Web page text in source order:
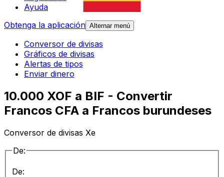
Ayuda
Obtenga la aplicación Alternar menú
Conversor de divisas
Gráficos de divisas
Alertas de tipos
Enviar dinero
10.000 XOF a BIF - Convertir
Francos CFA a Francos burundeses
Conversor de divisas Xe
De:
De: